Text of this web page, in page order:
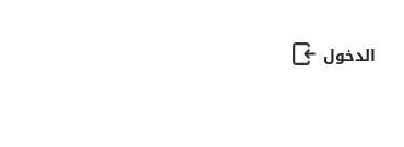
الدخول